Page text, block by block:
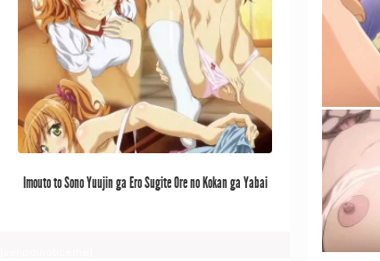
ВЫ НЕДАВНОСМОТРЕЛИ
[/senpainoticeme]
САМЫЙ ПОПУЛЯРНЫЙ АНИМЕ
Imouto to Sono Yuujin ga Ero Sugite Ore no Kokan ga Yabai